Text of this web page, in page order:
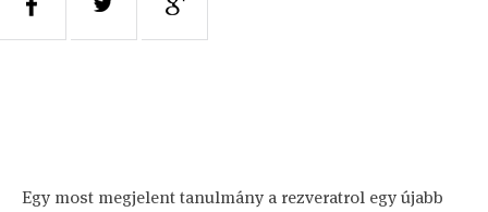
Egy most megjelent tanulmány a rezveratrol egy újabb